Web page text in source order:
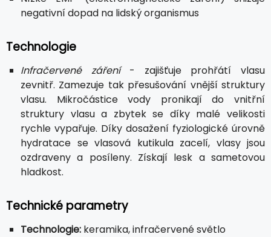
negativní dopad na lidský organismus
Technologie
Infračervené záření- zajišťuje prohřátí vlasu
zevnitř. Zamezuje tak přesušování vnější struktury
vlasu. Mikročástice vody pronikají do vnitřní
struktury vlasu a zbytek se díky malé velikosti
rychle vypařuje. Díky dosažení fyziologické úrovně
hydratace se vlasová kutikula zacelí, vlasy jsou
ozdraveny a posíleny. Získají lesk a sametovou
hladkost.
Technické parametry
Technologie: keramika, infračervené světlo